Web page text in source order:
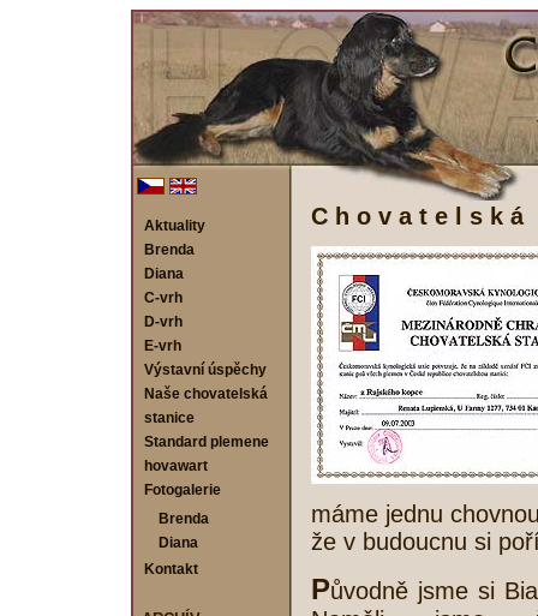
Aktuality
Brenda
Diana
C-vrh
D-vrh
E-vrh
Výstavní úspěchy
Naše chovatelská
stanice
Standard plemene
hovawart
Fotogalerie
Brenda
Diana
Kontakt
C h o v a t e l s k
máme jednu
že v budoucnu si
Původně jsme si